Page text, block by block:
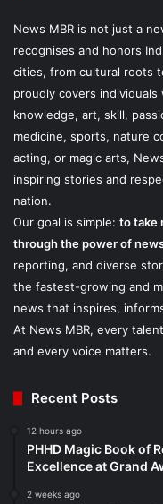
News MBR is not just a
recognises and honors
cities, from cultural roots
proudly covers
knowledge, art, skill,
medicine, sports, nature
acting, or magic arts,
inspiring stories and
nation.
Our goal is simple: to take
through the power of
reporting, and diverse
the fastest-growing and
news that inspires,
At News MBR, every
and every voice matters.
Recent Posts
12 hours ago
PHHD Magic Book of
Excellence at Grand
2 weeks ago